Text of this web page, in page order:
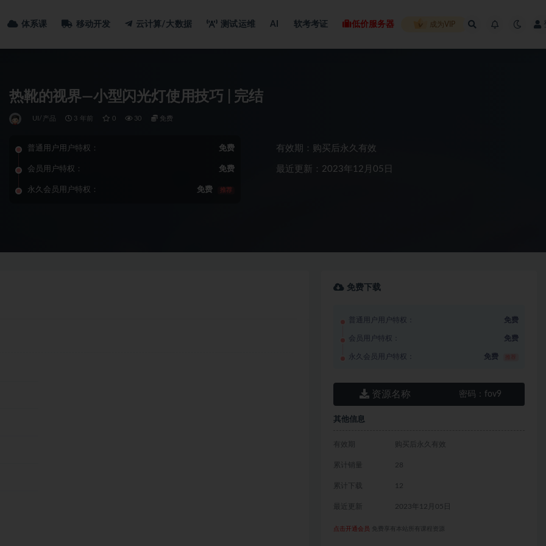
体系课 移动开发 云计算/大数据 测试运维 AI 软考考证 低价服务器 成为VIP
热靴的视界—小型闪光灯使用技巧 | 完结
UI/产品 3 年前 0 30 免费
普通用户用户特权： 免费
会员用户特权： 免费
永久会员用户特权： 免费 推荐
有效期：购买后永久有效
最近更新：2023年12月05日
免费下载
普通用户用户特权： 免费
会员用户特权： 免费
永久会员用户特权： 免费
资源名称 密码： fov9
其他信息
有效期 购买后永久有效
累计销量 28
累计下载 12
最近更新 2023年12月05日
点击开通会员 免费享有本站所有课程资源